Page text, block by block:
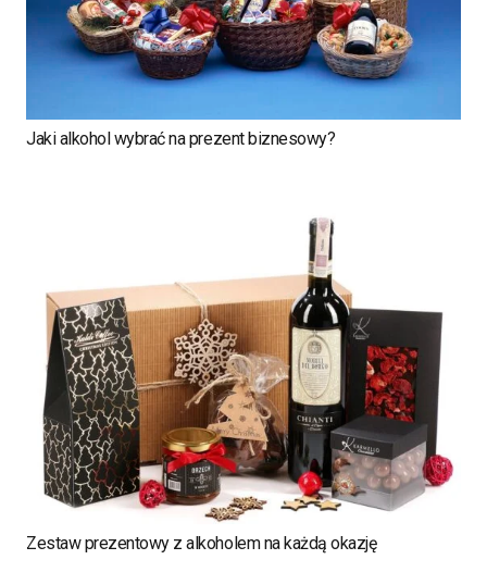
Jaki alkohol wybrać na prezent biznesowy?
Zestaw prezentowy z alkoholem na każdą okazję